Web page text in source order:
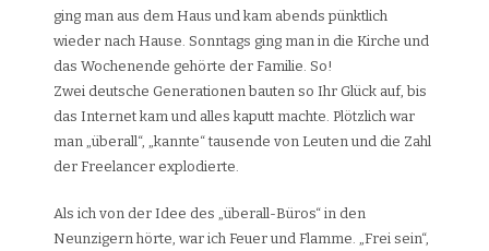
ging man aus dem Haus und kam abends pünktlich
wieder nach Hause. Sonntags ging man in die Kirche und
das Wochenende gehörte der Familie. So!
Zwei deutsche Generationen bauten so Ihr Glück auf, bis
das Internet kam und alles kaputt machte. Plötzlich war
man „überall“, „kannte“ tausende von Leuten und die Zahl
der Freelancer explodierte.
Als ich von der Idee des „überall-Büros“ in den
Neunzigern hörte, war ich Feuer und Flamme. „Frei sein“,